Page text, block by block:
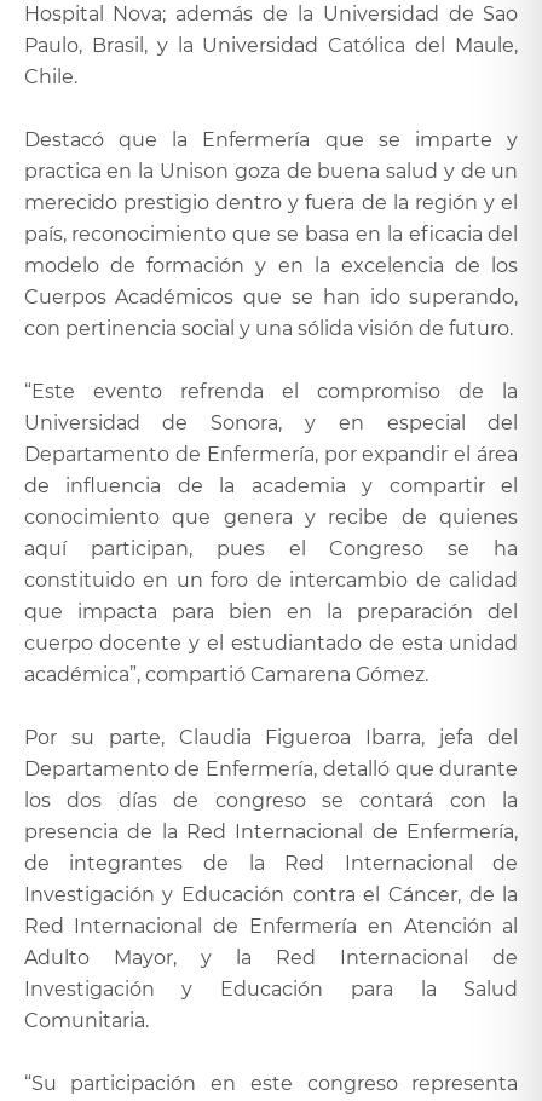
Hospital Nova; además de la Universidad de Sao
Paulo, Brasil, y la Universidad Católica del Maule,
Chile.
Destacó que la Enfermería que se imparte y
practica en la Unison goza de buena salud y de un
merecido prestigio dentro y fuera de la región y el
país, reconocimiento que se basa en la eficacia del
modelo de formación y en la excelencia de los
Cuerpos Académicos que se han ido superando,
con pertinencia social y una sólida visión de futuro.
“Este evento refrenda el compromiso de la
Universidad de Sonora, y en especial del
Departamento de Enfermería, por expandir el área
de influencia de la academia y compartir el
conocimiento que genera y recibe de quienes
aquí participan, pues el Congreso se ha
constituido en un foro de intercambio de calidad
que impacta para bien en la preparación del
cuerpo docente y el estudiantado de esta unidad
académica”, compartió Camarena Gómez.
Por su parte, Claudia Figueroa Ibarra, jefa del
Departamento de Enfermería, detalló que durante
los dos días de congreso se contará con la
presencia de la Red Internacional de Enfermería,
de integrantes de la Red Internacional de
Investigación y Educación contra el Cáncer, de la
Red Internacional de Enfermería en Atención al
Adulto Mayor, y la Red Internacional de
Investigación y Educación para la Salud
Comunitaria.
“Su participación en este congreso representa